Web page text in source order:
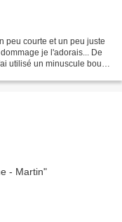
peu courte et un peu juste
je l'adorais... De
utilisé un minuscule bout